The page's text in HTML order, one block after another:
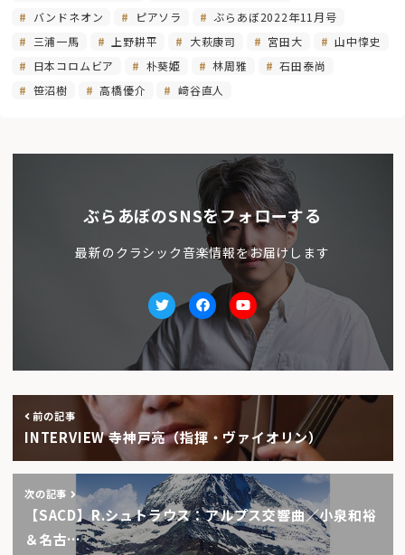
バンドネオン ピアソラ
ぶらあぼ2022年11月号
三浦一馬
上野耕平 大萩康司 宮田大
山中惇史
日本コロムビア
朴葵姫 林周雅
石田泰尚
笹沼樹
高橋優介 﨑谷直人
ぶらあぼのSNSをフォローする
最新のクラシック音楽情報をお届けします
TwitterfacebookYoutube
前の記事
INTERVIEW 寺神戸亮（指揮・ヴァイオリン）
次の記事
【SACD】R.シュトラウス：アルプス交響曲／小泉和裕
＆名古…